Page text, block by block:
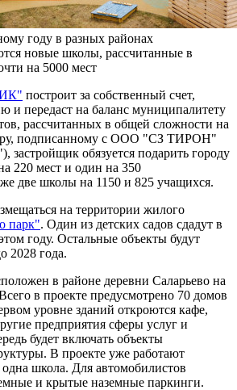
году в разных районах
новые школы, рассчитанные в
на 5000 мест
построит за собственный счет,
и передаст на баланс муниципалитету
рассчитанных в общей сложности на
подписанному с ООО "СЗ ТИРОН"
обязуется подарить городу
220 мест и один на 350
две школы на 1150 и 825 учащихся.
на территории жилого
парк". Один из детских садов сдадут в
году. Остальные объекты будут
2028 года.
в районе деревни Саларьево на
в проекте предусмотрено 70 домов
уровне зданий откроются кафе,
предприятия сферы услуг и
будет включать объекты
В проекте уже работают
одна школа. Для автомобилистов
и крытые наземные паркинги.